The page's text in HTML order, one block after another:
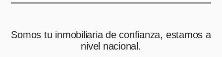
Somos tu inmobiliaria de confianza, estamos a
nivel nacional.